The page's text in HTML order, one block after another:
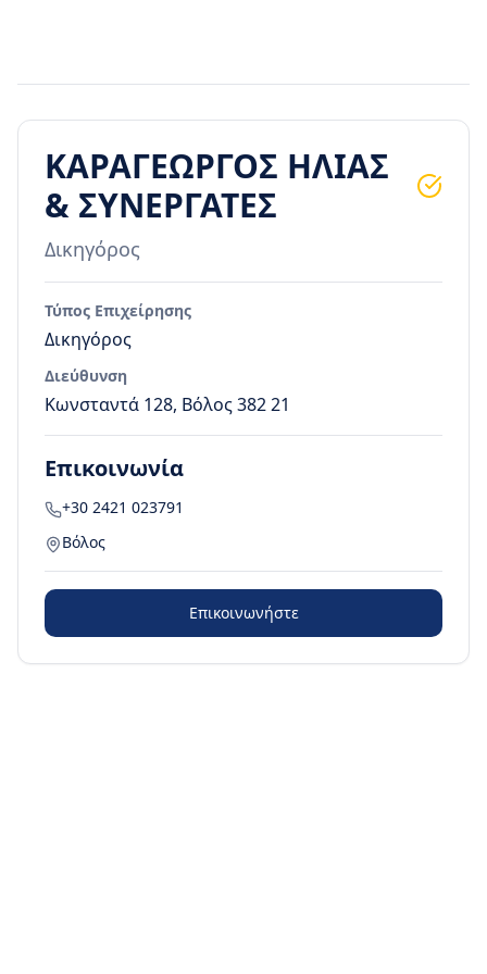
ΚΑΡΑΓΕΩΡΓΟΣ ΗΛΙΑΣ
& ΣΥΝΕΡΓΑΤΕΣ
Δικηγόρος
Τύπος Επιχείρησης
Δικηγόρος
Διεύθυνση
Κωνσταντά 128, Βόλος 382 21
Επικοινωνία
+30 2421 023791
Βόλος
Επικοινωνήστε